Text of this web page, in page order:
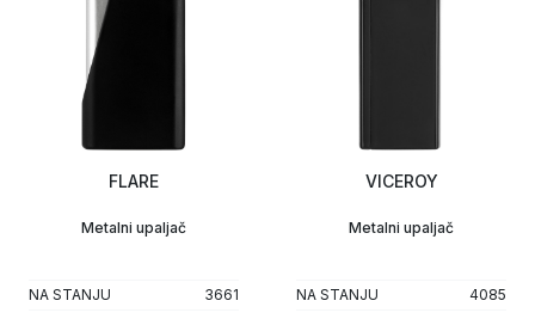
FLARE
Metalni upaljač
NA STANJU 3661
VICEROY
Metalni upaljač
NA STANJU 4085